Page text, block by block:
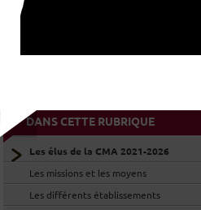
DANS CETTE RUBRIQUE
Les élus de la CMA 2021-2026
Les missions et les moyens
Les différents établissements